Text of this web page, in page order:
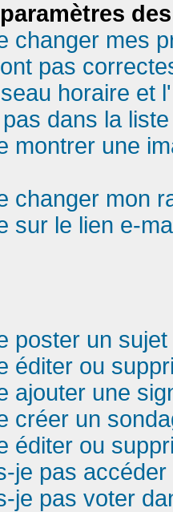
changer mes
pas
horaire et
dans la
montrer une
changer mon
sur le lien e-
poster un
éditer ou
ajouter une
créer un
éditer ou
je pas
je pas voter